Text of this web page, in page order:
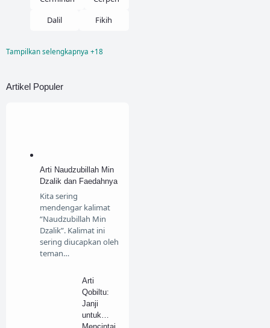
Dalil
Fikih
Fikih Nikah
Kelas
Menulis
Motivasi
My Story
Ngaji
Pendidikan
Puisi
Review
Travelling
Tampilkan selengkapnya +18
Artikel Populer
Arti Naudzubillah Min
Dzalik dan Faedahnya
Kita sering
mendengar kalimat
“Naudzubillah Min
Dzalik”. Kalimat ini
sering diucapkan oleh
teman…
Arti
Qobiltu:
Janji
untuk